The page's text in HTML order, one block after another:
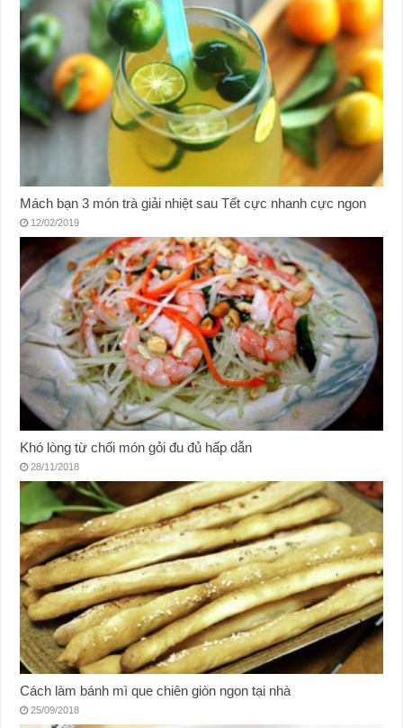
Mách bạn 3 món trà giải nhiệt sau Tết cực nhanh cực ngon
12/02/2019
Khó lòng từ chối món gỏi đu đủ hấp dẫn
28/11/2018
Cách làm bánh mì que chiên giòn ngon tại nhà
25/09/2018